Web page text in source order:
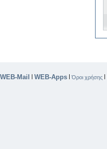
WEB-Mail | WEB-Apps |Όροι χρήσης |